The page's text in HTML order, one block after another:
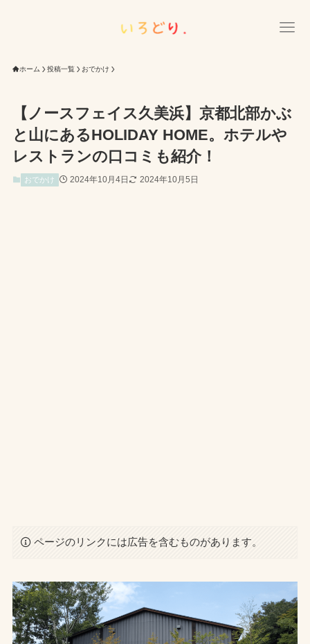
ホーム 投稿一覧 おでかけ
【ノースフェイス久美浜】京都北部かぶ
と山にあるHOLIDAY HOME。ホテルや
レストランの口コミも紹介！
おでかけ 2024年10月4日 2024年10月5日
ページのリンクには広告を含むものがあります。